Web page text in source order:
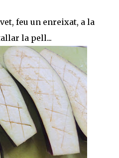
feu un enreixat, a la
la pell...